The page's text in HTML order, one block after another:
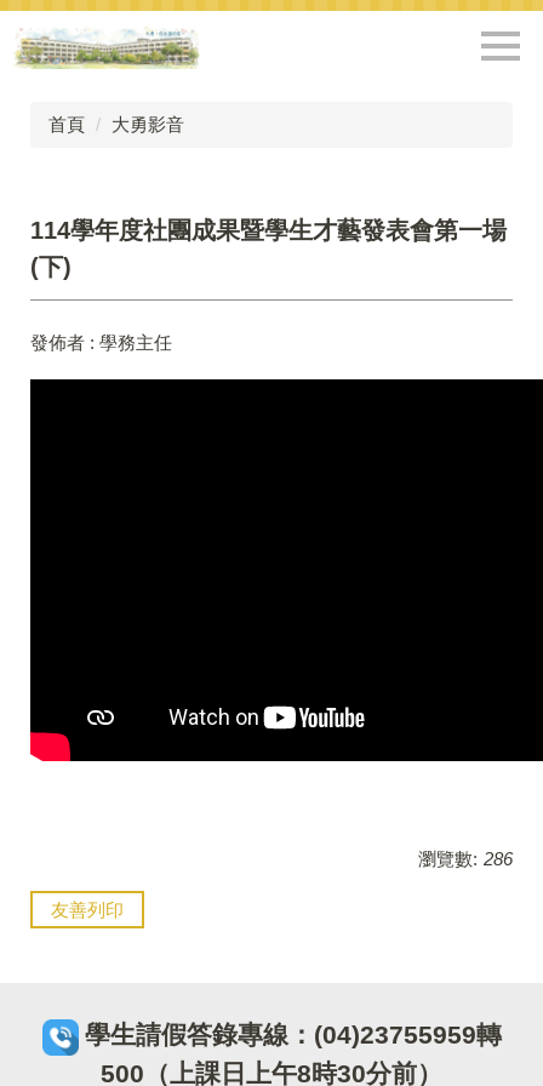
跳
到
主
首頁 大勇影音
114學年度社團成果暨學生才藝發表會第一場
(下)
發佈者 : 學務主任
瀏覽數: 286
友善列印
學生請假答錄專線：(04)23755959轉
500（上課日上午8時30分前）